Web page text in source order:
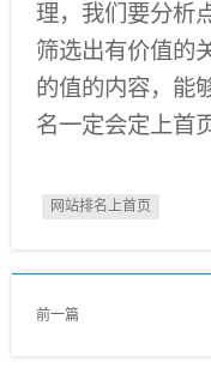
理，我们要分析
筛选出有价值的
的值的内容，能
名一定会定上首
网站排名上首页
前一篇